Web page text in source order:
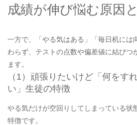
成績が伸び悩む原因
一方で、「やる気はある」「毎日机には
わらず、テストの点数や偏差値に結びつ
ます。
（1）頑張りたいけど「何をす
い」生徒の特徴
やる気だけが空回りしてしまっている状
特徴です。